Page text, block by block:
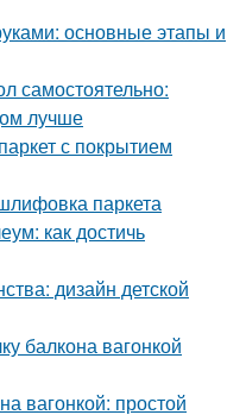
основные этапы и
самостоятельно:
лучше
с покрытием
паркета
как достичь
дизайн детской
балкона вагонкой
вагонкой: простой